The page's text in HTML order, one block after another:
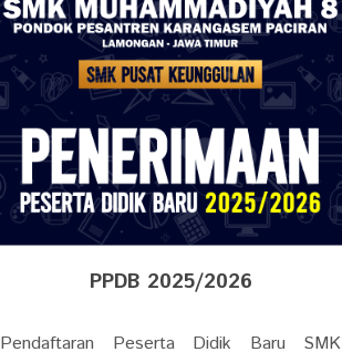
PPDB 2025/2026
Pendaftaran Peserta Didik Baru SMK